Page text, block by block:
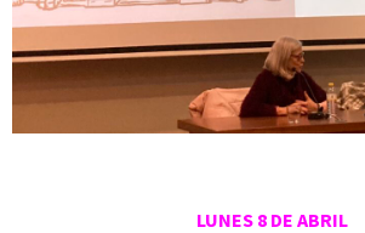
LUNES 8 DE ABRIL